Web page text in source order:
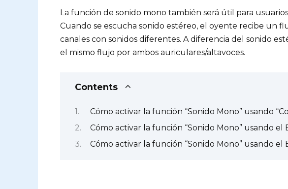
La función de sonido mono también será útil para
Cuando se escucha sonido estéreo, el oyente recibe un
canales con sonidos diferentes. A diferencia del sonido
el mismo flujo por ambos auriculares/altavoces.
Contents
Cómo activar la función “Sonido Mono” usando
Cómo activar la función “Sonido Mono” usando el
Cómo activar la función “Sonido Mono” usando el